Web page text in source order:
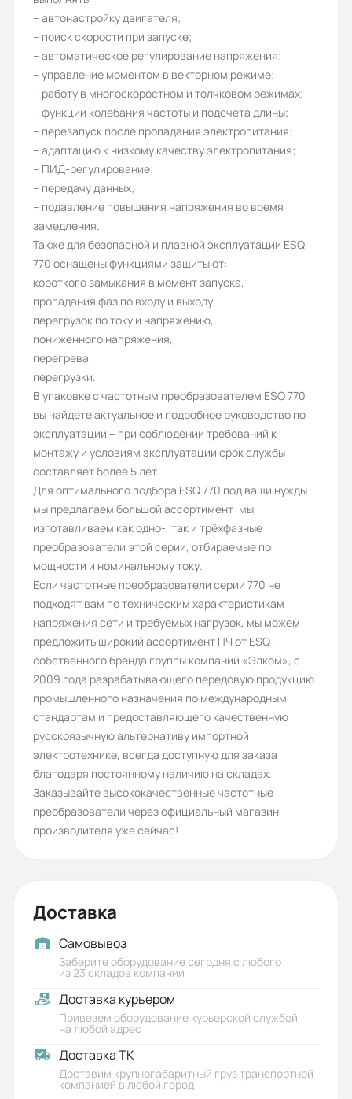
Дискретные выходы:
2
Аналоговые выходы:
2
Аналоговые входы:
2
Вес (кг):
6
Гарантия, лет:
3
Срок службы, лет:
10
Габариты (ШхВхГ, м):
0.176x0.188x0.295
– автонастройку двигателя;
– поиск скорости при запуске;
– автоматическое регулирование напряжения;
– управление моментом в векторном режиме;
– работу в многоскоростном и толчковом режимах;
– функции колебания частоты и подсчета длины;
– перезапуск после пропадания электропитания;
– адаптацию к низкому качеству электропитания;
– ПИД-регулирование;
– передачу данных;
– подавление повышения напряжения во время
замедления.
Также для безопасной и плавной эксплуатации ESQ
770 оснащены функциями защиты от:
короткого замыкания в момент запуска,
пропадания фаз по входу и выходу,
перегрузок по току и напряжению,
пониженного напряжения,
перегрева,
перегрузки.
В упаковке с частотным преобразователем ESQ 770
вы найдете актуальное и подробное руководство по
эксплуатации – при соблюдении требований к
монтажу и условиям эксплуатации срок службы
составляет более 5 лет.
Для оптимального подбора ESQ 770 под ваши нужды
мы предлагаем большой ассортимент: мы
изготавливаем как одно-, так и трёхфазные
преобразователи этой серии, отбираемые по
мощности и номинальному току.
Если частотные преобразователи серии 770 не
подходят вам по техническим характеристикам
напряжения сети и требуемых нагрузок, мы можем
предложить широкий ассортимент ПЧ от ESQ –
собственного бренда группы компаний «Элком», с
2009 года разрабатывающего передовую продукцию
промышленного назначения по международным
стандартам и предоставляющего качественную
русскоязычную альтернативу импортной
электротехнике, всегда доступную для заказа
благодаря постоянному наличию на складах.
Заказывайте высококачественные частотные
преобразователи через официальный магазин
производителя уже сейчас!
Доставка
Самовывоз
Заберите оборудование сегодня с любого
из 23 складов компании
Доставка курьером
Привезем оборудование курьерской службой
на любой адрес
Доставка ТК
Доставим крупногабаритный груз транспортной
компанией в любой город